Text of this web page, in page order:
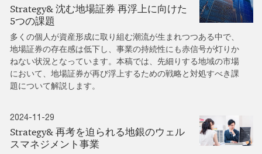
Strategy& 沈む地場証券 再浮上に向けた
5つの課題
多くの個人が資産形成に取り組む潮流が生まれつつある中で、
地場証券の存在感は低下し、事業の持続性にも赤信号が灯りか
ねない状況となっています。本稿では、先細りする地域の市場
において、地場証券が再び浮上するための戦略と対処すべき課
題について解説します。
2024-11-29
Strategy& 再考を迫られる地銀のウェル
スマネジメント事業